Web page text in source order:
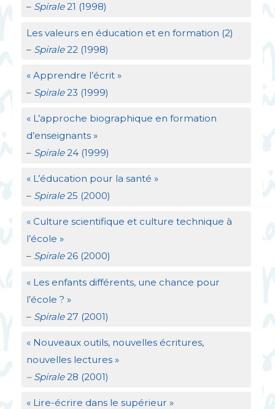
– Spirale21 (1998)
Les valeurs en éducation et en formation (2)
–Spirale22 (1998)
« Apprendre l’écrit »
– Spirale23 (1999)
« L’approche biographique en formation
d’enseignants »
– Spirale24 (1999)
« L’éducation pour la santé »
– Spirale25 (2000)
« Culture scientifique et culture technique à
l’école »
– Spirale26 (2000)
« Les enfants différents, une chance pour
l’école ? »
– Spirale27 (2001)
« Nouveaux outils, nouvelles écritures,
nouvelles lectures »
– Spirale28 (2001)
« Lire-écrire dans le supérieur »